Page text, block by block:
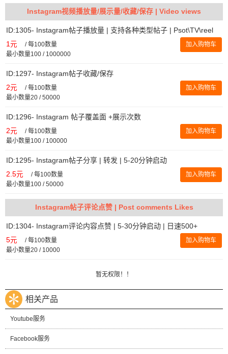
Instagram视频播放量/展示量/收藏/保存 | Video views
ID:1305- Instagram帖子播放量 | 支持各种类型帖子 | Psot\TV\reel
1元 /每100数量
最小数量100 / 1000000
加入购物车
ID:1297- Instagram帖子收藏/保存
2元 /每100数量
最小数量20 / 50000
加入购物车
ID:1296- Instagram 帖子覆盖面 +展示次数
2元 /每100数量
最小数量100 / 100000
加入购物车
ID:1295- Instagram帖子分享 | 转发 | 5-20分钟启动
2.5元 /每100数量
最小数量100 / 50000
加入购物车
Instagram帖子评论点赞 | Post comments Likes
ID:1304- Instagram评论内容点赞 | 5-30分钟启动 | 日速500+
5元 /每100数量
最小数量20 / 10000
加入购物车
暂无权限！！
相关产品
Youtube服务
Facebook服务